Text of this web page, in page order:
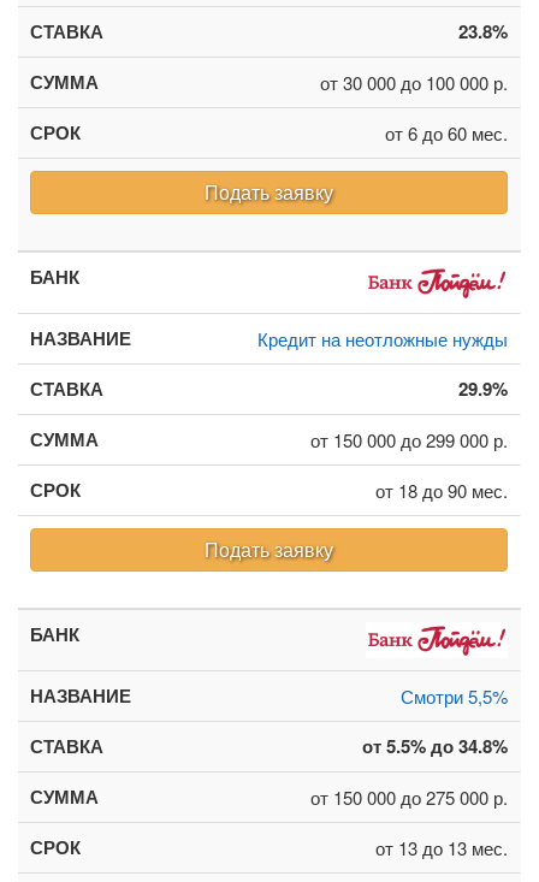
23.8%
от 30 000 до 100 000 р.
от 6 до 60 мес.
Подать заявку
Кредит на неотложные нужды
29.9%
от 150 000 до 299 000 р.
от 18 до 90 мес.
Подать заявку
Смотри 5,5%
от 5.5% до 34.8%
от 150 000 до 275 000 р.
от 13 до 13 мес.